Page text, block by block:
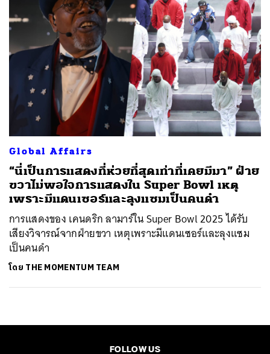
Global Affairs
“นี่เป็นการแสดงที่ห่วยที่สุดเท่าที่เคยมีมา” ฝ่าย
ขวาไม่พอใจการแสดงใน Super Bowl เหตุ
เพราะมีแดนเซอร์และลุงแซมเป็นคนดำ
การแสดงของ เคนดริก ลามาร์ใน Super Bowl 2025 ได้รับ
เสียงวิจารณ์จากฝ่ายขวา เหตุเพราะมีแดนเซอร์และลุงแซม
เป็นคนดำ
โดย THE MOMENTUM TEAM
FOLLOW US
SHARE TWEET LINE EMAIL